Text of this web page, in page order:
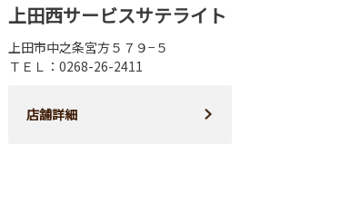
上田西サービスサテライト
上田市中之条宮方５７９−５
ＴＥＬ：0268-26-2411
店舗詳細